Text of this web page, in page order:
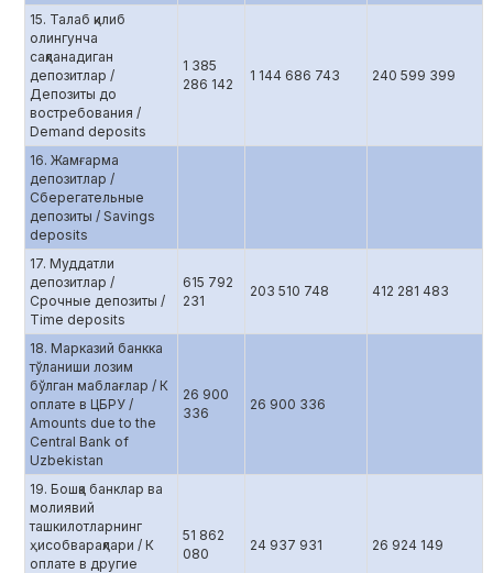
15. Талаб қилиб
олингунча
сақланадиган
депозитлар /
Депозиты до
востребования /
Demand deposits
1 385
286 142
1 144 686 743 240 599 399
16. Жамғарма
депозитлар /
Сберегательные
депозиты / Savings
deposits
17. Муддатли
депозитлар /
Срочные депозиты /
Time deposits
615 792
231
203 510 748 412 281 483
18. Марказий банкка
тўланиши лозим
бўлган маблағлар / К
оплате в ЦБРУ /
Amounts due to the
Central Bank of
Uzbekistan
26 900
336
26 900 336
19. Бошқа банклар ва
молиявий
ташкилотларнинг
ҳисобварақлари / К
оплате в другие
51 862
080
24 937 931 26 924 149